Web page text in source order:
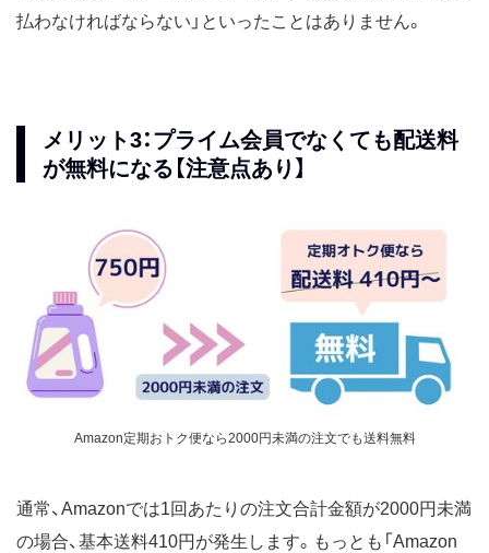
払わなければならない」といったことはありません。
メリット3：プライム会員でなくても配送料
が無料になる【注意点あり】
Amazon定期おトク便なら2000円未満の注文でも送料無料
通常、Amazonでは1回あたりの注文合計金額が2000円未満
の場合、基本送料410円が発生します。もっとも「Amazon